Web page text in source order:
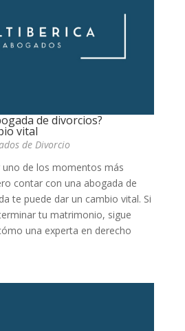
de divorcios?
vital
de Divorcio
uno de los momentos más
contar con una abogada de
te puede dar un cambio vital. Si
tu matrimonio, sigue
una experta en derecho